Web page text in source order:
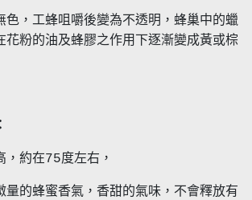
色，工蜂咀嚼後變為不透明，蜂巢中的蠟
花粉的油及蜂膠之作用下逐漸變成黃或棕
，約在75度左右，
量的蜂蜜香氣，香甜的氣味，不會釋放有